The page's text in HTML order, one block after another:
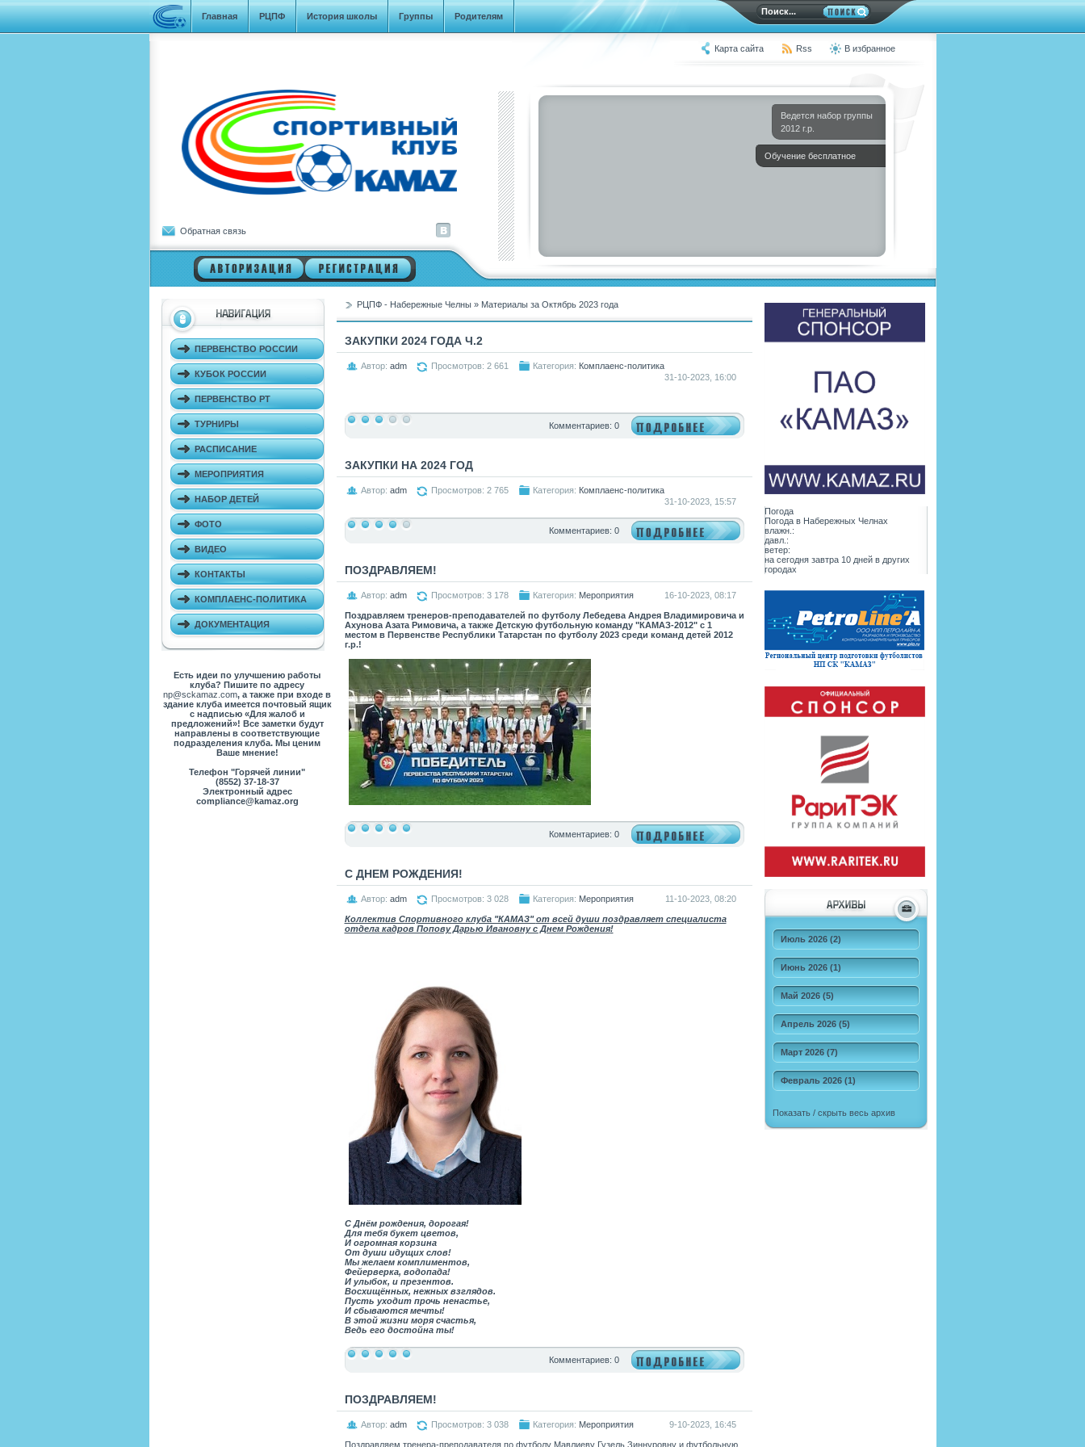
Главная РЦПФ История школы Группы Родителям
Карта сайта Rss В избранное
Ведется набор группы
2012 г.р.
Обучение бесплатное
Обратная связь
ПЕРВЕНСТВО РОССИИ
КУБОК РОССИИ
ПЕРВЕНСТВО РТ
ТУРНИРЫ
РАСПИСАНИЕ
МЕРОПРИЯТИЯ
НАБОР ДЕТЕЙ
ФОТО
ВИДЕО
КОНТАКТЫ
КОМПЛАЕНС-ПОЛИТИКА
ДОКУМЕНТАЦИЯ
Есть идеи по улучшению работы
клуба? Пишите по адресу
np@sckamaz.com, а также при входе в
здание клуба имеется почтовый ящик
с надписью «Для жалоб и
предложений»! Все заметки будут
направлены в соответствующие
подразделения клуба. Мы ценим
Ваше мнение!
Телефон "Горячей линии"
(8552) 37-18-37
Электронный адрес
compliance@kamaz.org
РЦПФ - Набережные Челны» Материалы за Октябрь 2023 года
ЗАКУПКИ 2024 ГОДА Ч.2
Автор: adm Просмотров: 2 661 Категория: Комплаенс-политика
31-10-2023, 16:00
Комментариев: 0
ЗАКУПКИ НА 2024 ГОД
Автор: adm Просмотров: 2 765 Категория: Комплаенс-политика
31-10-2023, 15:57
Комментариев: 0
ПОЗДРАВЛЯЕМ!
Автор: adm Просмотров: 3 178 Категория: Мероприятия 16-10-2023, 08:17
Поздравляем тренеров-преподавателей по футболу Лебедева Андрея Владимировича и
Ахунова Азата Римовича, а также Детскую футбольную команду "КАМАЗ-2012" с 1
местом в Первенстве Республики Татарстан по футболу 2023 среди команд детей 2012
г.р.!
Комментариев: 0
С ДНЕМ РОЖДЕНИЯ!
Автор: adm Просмотров: 3 028 Категория: Мероприятия 11-10-2023, 08:20
Коллектив Спортивного клуба "КАМАЗ"отвсей души поздравляет специалиста
отдела кадров Попову Дарью Ивановну с Днем Рождения!
С Днём рождения, дорогая!
Для тебя букет цветов,
И огромная корзина
От души идущих слов!
Мы желаем комплиментов,
Фейерверка, водопада!
И улыбок, и презентов.
Восхищённых, нежных взглядов.
Пусть уходит прочь ненастье,
И сбываются мечты!
В этой жизни моря счастья,
Ведь его достойна ты!
Комментариев: 0
ПОЗДРАВЛЯЕМ!
Автор: adm Просмотров: 3 038 Категория: Мероприятия 9-10-2023, 16:45
Поздравляем тренера-преподавателя по футболу Мавлиеву Гузель Зиннуровну и футбольную
Погода
Погода в Набережных Челнах
влажн.:
давл.:
ветер:
на сегодня завтра 10 дней в других
городах
Июль 2026 (2)
Июнь 2026 (1)
Май 2026 (5)
Апрель 2026 (5)
Март 2026 (7)
Февраль 2026 (1)
Показать / скрыть весь архив